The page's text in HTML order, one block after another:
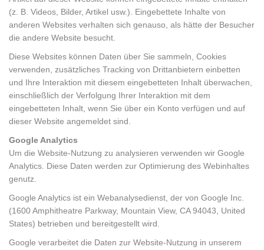
(z. B. Videos, Bilder, Artikel usw.). Eingebettete Inhalte von
anderen Websites verhalten sich genauso, als hätte der Besucher
die andere Website besucht.
Diese Websites können Daten über Sie sammeln, Cookies
verwenden, zusätzliches Tracking von Drittanbietern einbetten
und Ihre Interaktion mit diesem eingebetteten Inhalt überwachen,
einschließlich der Verfolgung Ihrer Interaktion mit dem
eingebetteten Inhalt, wenn Sie über ein Konto verfügen und auf
dieser Website angemeldet sind.
Google Analytics
Um die Website-Nutzung zu analysieren verwenden wir Google
Analytics. Diese Daten werden zur Optimierung des Webinhaltes
genutz.
Google Analytics ist ein Webanalysedienst, der von Google Inc.
(1600 Amphitheatre Parkway, Mountain View, CA 94043, United
States) betrieben und bereitgestellt wird.
Google verarbeitet die Daten zur Website-Nutzung in unserem